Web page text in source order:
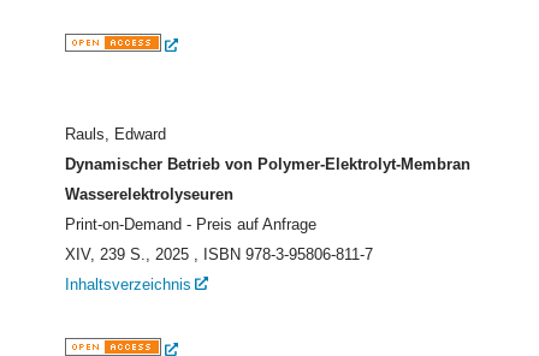
Rauls, Edward
Dynamischer Betrieb von Polymer-Elektrolyt-Membran
Wasserelektrolyseuren
Print-on-Demand - Preis auf Anfrage
XIV, 239 S., 2025 , ISBN 978-3-95806-811-7
Inhaltsverzeichnis